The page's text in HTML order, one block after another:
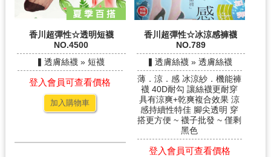
香川超彈性☆透明短襪
NO.4500
▍透膚絲襪 » 短襪
登入會員可查看價格
加入購物車
香川超彈性☆冰涼感褲襪
NO.789
▍透膚絲襪 » 透膚絲襪
薄．涼．感 冰涼紗．機能褲
襪 40D耐勾 讓絲襪更耐穿
具有涼爽+乾爽複合效果 涼
感持續性特佳 腳尖透明 穿
搭更方便 ~ 襪子批發 ~ 僅剩
黑色
登入會員可查看價格